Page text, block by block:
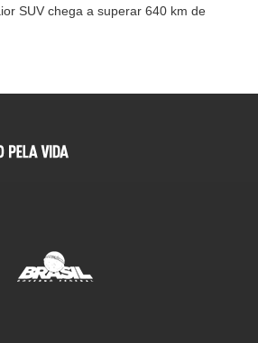
SUV chega a superar 640 km de